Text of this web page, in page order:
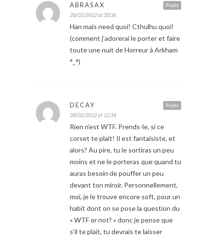
Reply
ABRASAX
28/02/2012 at 20:36
Han mais need quoi! Cthulhu quoi!
(comment j’adorerai le porter et faire
toute une nuit de Horreur à Arkham
°_°)
Reply
DECAY
28/02/2012 at 22:34
Rien n’est WTF. Prends-le, si ce
corset te plait! Il est fantaisiste, et
alors? Au pire, tu le sortiras un peu
moins et ne le porteras que quand tu
auras besoin de pouffer un peu
devant ton miroir. Personnellement,
moi, je le trouve encore soft, pour un
habit dont on se pose la question du
« WTF or not? » donc je pense que
s’il te plait, tu devrais te laisser